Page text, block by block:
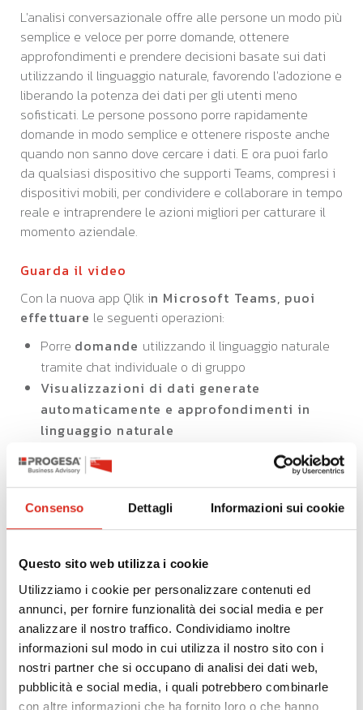
Consenso Dettagli Informazioni sui cookie
Questo sito web utilizza i cookie
Utilizziamo i cookie per personalizzare contenuti ed
annunci, per fornire funzionalità dei social media e per
analizzare il nostro traffico. Condividiamo inoltre
informazioni sul modo in cui utilizza il nostro sito con i
nostri partner che si occupano di analisi dei dati web,
pubblicità e social media, i quali potrebbero combinarle
con altre informazioni che ha fornito loro o che hanno
L'analisi conversazionale offre alle persone un modo più
semplice e veloce per porre domande, ottenere
approfondimenti e prendere decisioni basate sui dati
utilizzando il linguaggio naturale, favorendo l'adozione e
liberando la potenza dei dati per gli utenti meno
sofisticati. Le persone possono porre rapidamente
domande in modo semplice e ottenere risposte anche
quando non sanno dove cercare i dati. E ora puoi farlo
da qualsiasi dispositivo che supporti Teams, compresi i
dispositivi mobili, per condividere e collaborare in tempo
reale e intraprendere le azioni migliori per catturare il
momento aziendale.
Guarda il video
Con la nuova app Qlik in Microsoft Teams, puoi
effettuare le seguenti operazioni:
Porre domande utilizzando il linguaggio naturale
tramite chat individuale o di gruppo
Visualizzazioni di dati generate
automaticamente e approfondimenti in
linguaggio naturale
Cercare i dati corretti in tutte le tue app
Qlik
Condividereapprofondimenti e collaborare con gli
altri
Accedereall'analisi conversazionale tramite
dispositivi mobili
più di 10 lingue
Qlik aiuta ad accelerare le iniziative di
Business Intelligence, Machine Learning e
Artificial Intelligence per i clienti Microsoft
con una suite di soluzioni. In qualità di partner Microsoft
di primo livello di lunga data per la competenza Azure